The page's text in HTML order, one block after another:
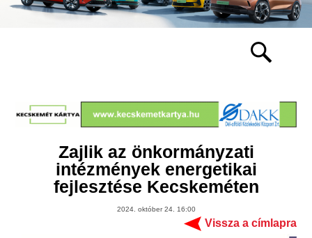
Zajlik az önkormányzati
intézmények energetikai
fejlesztése Kecskeméten
2024. október 24. 16:00
Vissza a címlapra